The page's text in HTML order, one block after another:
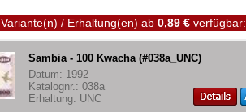
Variante(n) / Erhaltung(en) ab 0,89 € verfügbar:
Sambia - 100 Kwacha (#038a_UNC)
Datum: 1992
Katalognr.: 038a
Erhaltung: UNC